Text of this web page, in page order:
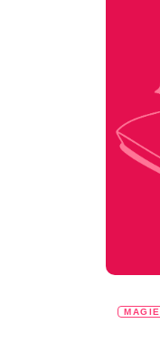
MAGIE